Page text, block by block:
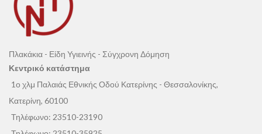
Πλακάκια - Είδη Υγιεινής - Σύγχρονη Δόμηση
Κεντρικό κατάστημα
1ο χλμ Παλαιάς Εθνικής Οδού Κατερίνης - Θεσσαλονίκης,
Κατερίνη, 60100
Τηλέφωνο: 23510-23190